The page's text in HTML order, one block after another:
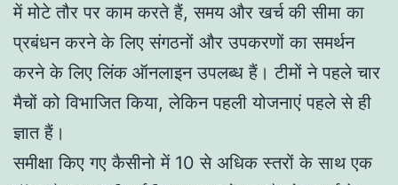
में मोटे तौर पर काम करते हैं, समय और खर्च की सीमा का
प्रबंधन करने के लिए संगठनों और उपकरणों का समर्थन
करने के लिए लिंक ऑनलाइन उपलब्ध हैं। टीमों ने पहले चार
मैचों को विभाजित किया, लेकिन पहली योजनाएं पहले से ही
ज्ञात हैं।
समीक्षा किए गए कैसीनो में 10 से अधिक स्तरों के साथ एक